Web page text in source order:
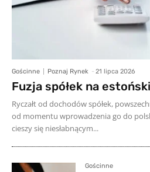
Gościnne Poznaj Rynek - 21 lipca 2026
Fuzja spółek na
Ryczałt od dochodów spółek,
od momentu wprowadzenia go do
cieszy się niesłabnącym...
Gościnne